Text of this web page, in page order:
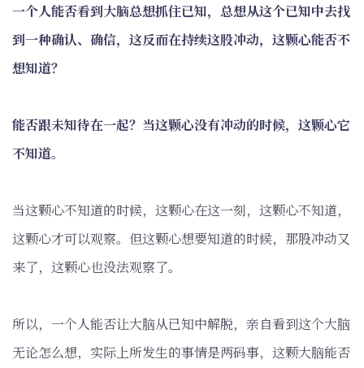
一个人能否看到大脑总想抓住已知，总想从这个已知中去找
到一种确认、确信，这反而在持续这股冲动，这颗心能否不
想知道？
能否跟未知待在一起？当这颗心没有冲动的时候，这颗心它
不知道。
当这颗心不知道的时候，这颗心在这一刻，这颗心不知道，
这颗心才可以观察。但这颗心想要知道的时候，那股冲动又
来了，这颗心也没法观察了。
所以，一个人能否让大脑从已知中解脱，亲自看到这个大脑
无论怎么想，实际上所发生的事情是两码事，这颗大脑能否